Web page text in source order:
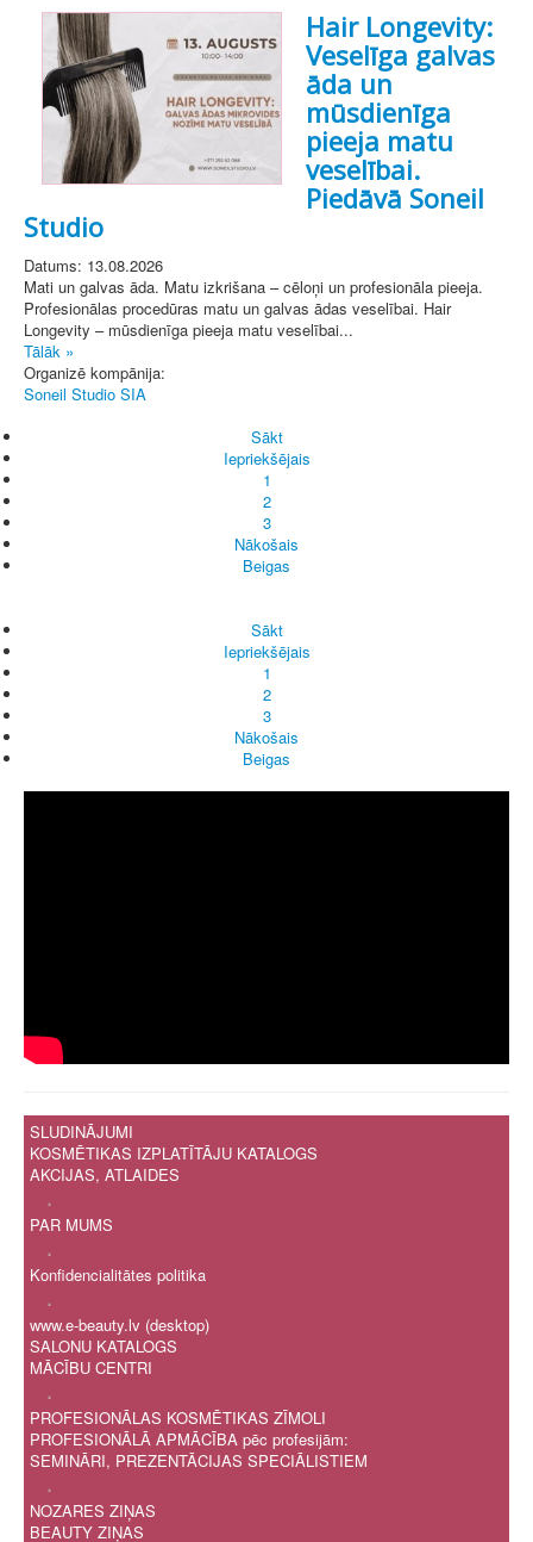
Hair Longevity:
Veselīga galvas
āda un
mūsdienīga
pieeja matu
veselībai.
Piedāvā Soneil
Studio
Datums: 13.08.2026
Mati un galvas āda. Matu izkrišana – cēloņi un profesionāla pieeja.
Profesionālas procedūras matu un galvas ādas veselībai. Hair
Longevity – mūsdienīga pieeja matu veselībai...
Tālāk »
Organizē kompānija:
Soneil Studio SIA
Sākt
Iepriekšējais
1
2
3
Nākošais
Beigas
Sākt
Iepriekšējais
1
2
3
Nākošais
Beigas
SLUDINĀJUMI
KOSMĒTIKAS IZPLATĪTĀJU KATALOGS
AKCIJAS, ATLAIDES
.
PAR MUMS
.
Konfidencialitātes politika
.
www.e-beauty.lv (desktop)
SALONU KATALOGS
MĀCĪBU CENTRI
.
PROFESIONĀLAS KOSMĒTIKAS ZĪMOLI
PROFESIONĀLĀ APMĀCĪBA pēc profesijām:
SEMINĀRI, PREZENTĀCIJAS SPECIĀLISTIEM
.
NOZARES ZIŅAS
BEAUTY ZIŅAS